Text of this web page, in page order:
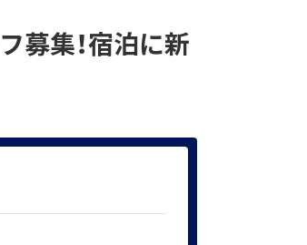
募集！宿泊に新